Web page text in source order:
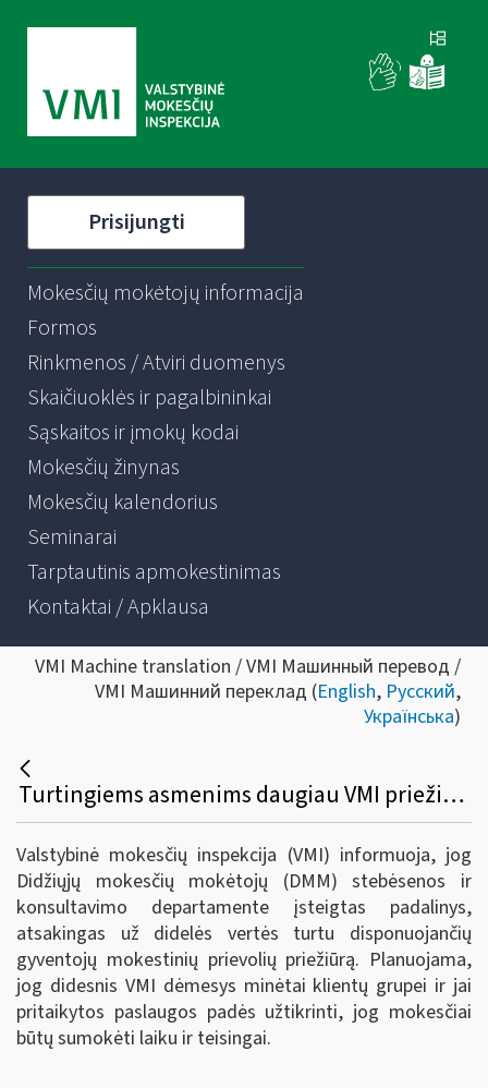
Prisijungti
Mokesčių mokėtojų informacija
Formos
Rinkmenos / Atviri duomenys
Skaičiuoklės ir pagalbininkai
Sąskaitos ir įmokų kodai
Mokesčių žinynas
Mokesčių kalendorius
Seminarai
Tarptautinis apmokestinimas
Kontaktai / Apklausa
VMI Machine translation / VMI Машинный перевод /
VMI Машинний переклад (English, Русский,
Українська)
Turtingiems asmenims daugiau VMI priežiūros
Valstybinė mokesčių inspekcija (VMI) informuoja, jog
Didžiųjų mokesčių mokėtojų (DMM) stebėsenos ir
konsultavimo departamente įsteigtas padalinys,
atsakingas už didelės vertės turtu disponuojančių
gyventojų mokestinių prievolių priežiūrą. Planuojama,
jog didesnis VMI dėmesys minėtai klientų grupei ir jai
pritaikytos paslaugos padės užtikrinti, jog mokesčiai
būtų sumokėti laiku ir teisingai.